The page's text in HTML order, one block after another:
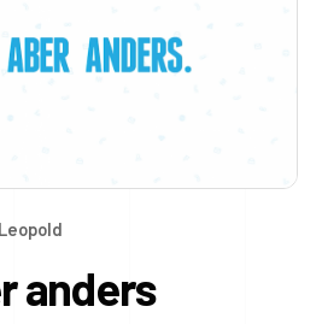
anders